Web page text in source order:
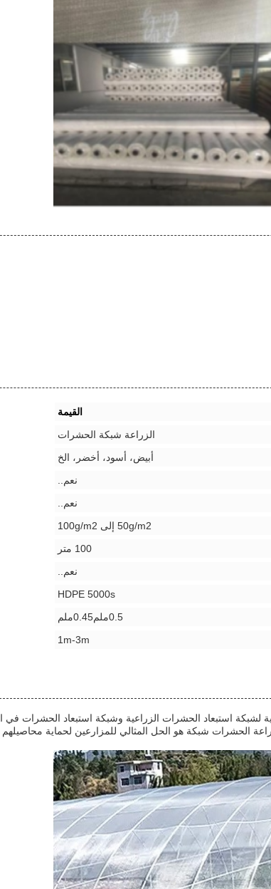
القيمة
الزراعة شبكة الحشرات
أبيض، أسود، أخضر، الخ
نعم..
نعم..
50g/m2 إلى 100g/m2
100 متر
نعم..
HDPE 5000s
0.5ملم0.45ملم
1m-3m
الحشرات شبكة هو الحل المثالي للمزارعين لحماية